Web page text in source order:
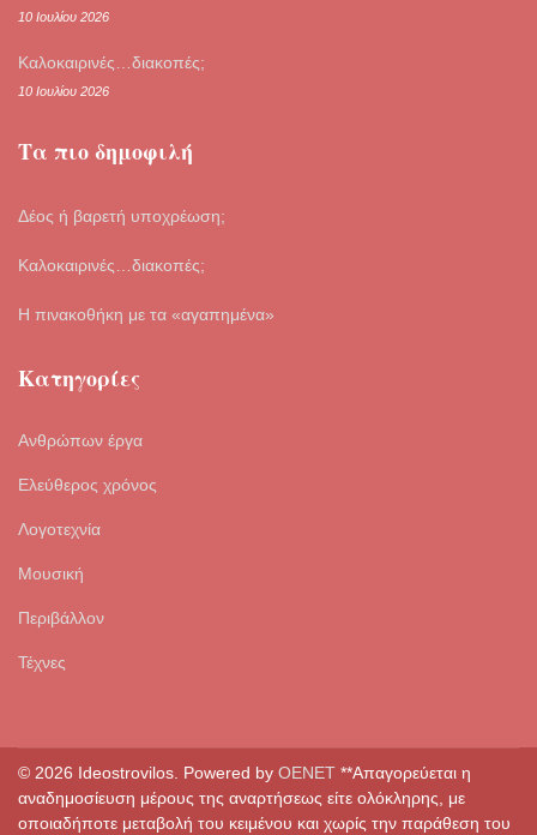
10 Ιουλίου 2026
Καλοκαιρινές…διακοπές;
10 Ιουλίου 2026
Τα πιο δημοφιλή
Δέος ή βαρετή υποχρέωση;
Καλοκαιρινές…διακοπές;
Η πινακοθήκη με τα «αγαπημένα»
Κατηγορίες
Ανθρώπων έργα
Ελεύθερος χρόνος
Λογοτεχνία
Μουσική
Περιβάλλον
Τέχνες
© 2026 Ideostrovilos. Powered by OENET **Απαγορεύεται η
αναδημοσίευση μέρους της αναρτήσεως είτε ολόκληρης, με
οποιαδήποτε μεταβολή του κειμένου και χωρίς την παράθεση του